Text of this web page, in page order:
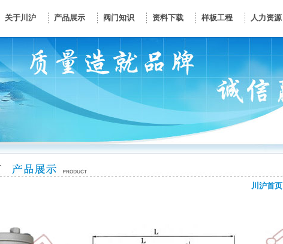
关于川沪 产品展示 阀门知识 资料下载 样板工程 人力资源
川沪首页